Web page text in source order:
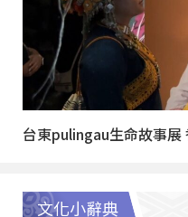
台東pulingau生命故事展
文化小辭典